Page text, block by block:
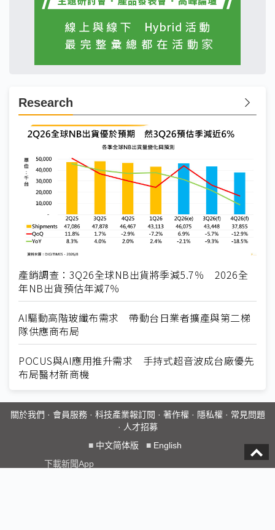
Research
產銷調查：3Q26全球NB出貨將季減5.7％ 2026全
年NB出貨預估年減7％
AI驅動高階玻纖布需求 帶動台日業者擴產與第二梯
隊供應商布局
POCUS與AI應用推升需求 手持式超音波成台廠優先
布局醫材新商機
關於我們 · 會員服務· 科技產業報訂閱 · 著作權· 隱私權· 常見問題
· 人才招募
■ 中文简体版 ■ English
下載新聞App